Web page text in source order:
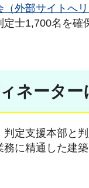
外部サイトへリ
士1,700名を
ネーター
定支援本部と
に精通した建